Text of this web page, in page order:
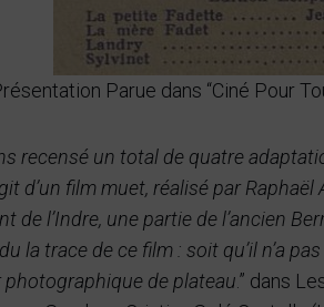
Parue dans “Ciné Pour
recensé un total de quatre
d’un film muet, réalisé par
de l’Indre, une partie de l’ancien
la trace de ce film : soit qu’il n’a
de plateau.” dans